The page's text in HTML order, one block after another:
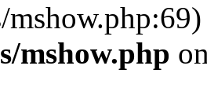
mshow.php